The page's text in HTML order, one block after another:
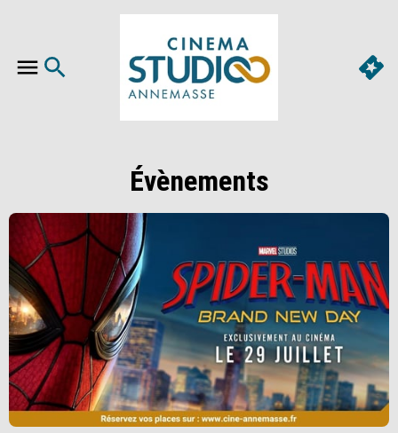
Évènements